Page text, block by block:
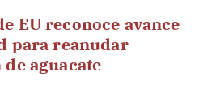
EU reconoce avance
para reanudar
aguacate